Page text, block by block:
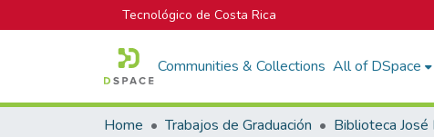
Tecnológico de Costa Rica
Communities & Collections All of DSpace
Home Trabajos de Graduación